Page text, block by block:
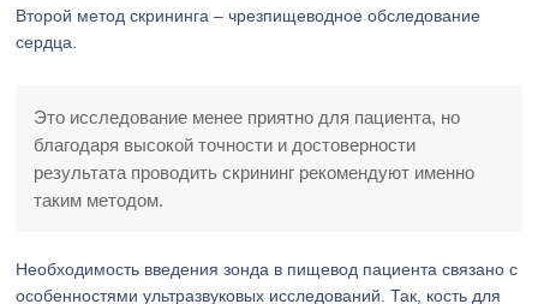
Второй метод скрининга – чрезпищеводное обследование
сердца.
Это исследование менее приятно для пациента, но
благодаря высокой точности и достоверности
результата проводить скрининг рекомендуют именно
таким методом.
Необходимость введения зонда в пищевод пациента связано с
особенностями ультразвуковых исследований. Так, кость для